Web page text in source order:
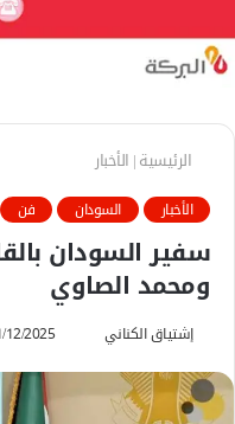
الرئيسية| الأخبار
الأخبار السودان فن
سفير السودان
ومحمد الصاوي
إشتياق الكناني 12/2025